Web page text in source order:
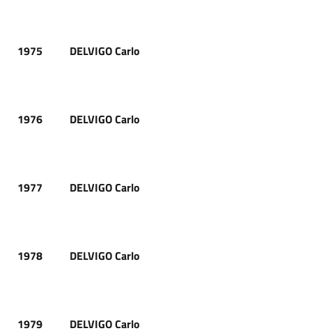
1975 DELVIGO Carlo
1976 DELVIGO Carlo
1977 DELVIGO Carlo
1978 DELVIGO Carlo
1979 DELVIGO Carlo